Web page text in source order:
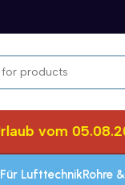
vom
LufttechnikRohre